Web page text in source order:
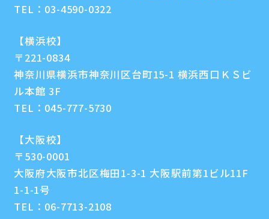
TEL： 03-4590-0322
【横浜校】
〒221-0834
神奈川県横浜市神奈川区台町15-1 横浜西口ＫＳビ
ル本館 3F
TEL： 045-777-5730
【大阪校】
〒530-0001
大阪府大阪市北区梅田1-3-1 大阪駅前第1ビル11F
1-1-1号
TEL： 06-7713-2108